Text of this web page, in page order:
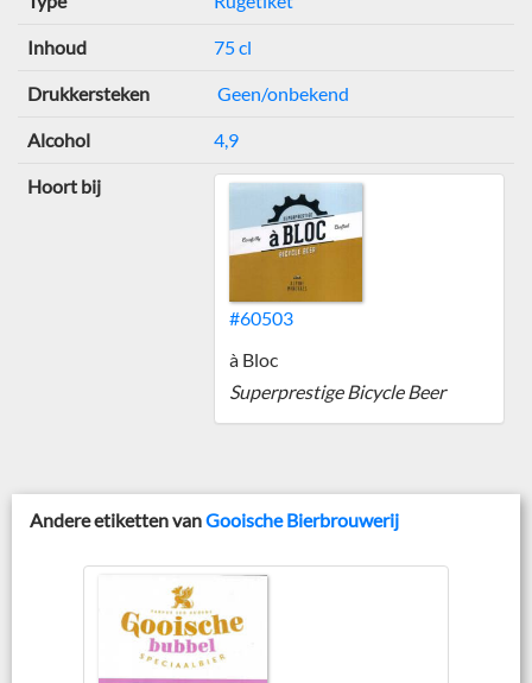
Inhoud 75 cl
Drukkersteken Geen/onbekend
Alcohol 4,9
Hoort bij
#60503
à Bloc
Superprestige Bicycle Beer
Andere etiketten vanGooische Bierbrouwerij